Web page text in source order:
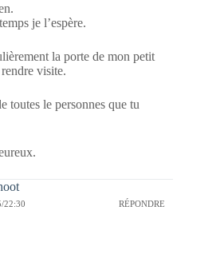
je l’espère.
la porte de mon petit
visite.
toutes le personnes que tu
22:30 RÉPONDRE